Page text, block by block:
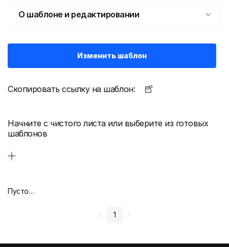
О шаблоне и редактировании
Изменить шаблон
Скопировать ссылку на шаблон:
Начните с чистого листа или выберите из готовых
шаблонов
Пустой дизайн-макет
1